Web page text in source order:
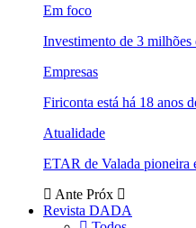
Em foco
Investimento de 3 milhões
Empresas
Firiconta está há 18 anos
Atualidade
ETAR de Valada pioneira
Ante Próx
Revista DADA